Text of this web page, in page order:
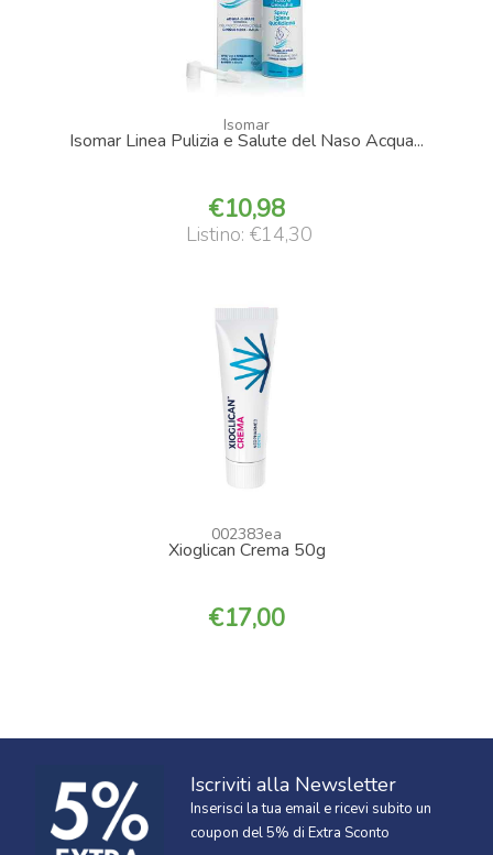
Isomar
Isomar Linea Pulizia e Salute del Naso Acqua...
10,98
Listino: €14,30
002383ea
Xioglican Crema 50g
17,00
Iscriviti alla Newsletter
Inserisci la tua email e ricevi subito un
coupon del 5% di Extra Sconto